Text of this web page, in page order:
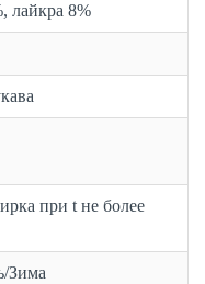
лайкра 8%
при t не более
Зима